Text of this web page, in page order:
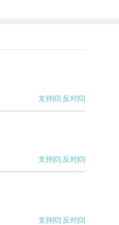
支持[0] 反对[0]
支持[0] 反对[0]
支持[0] 反对[0]